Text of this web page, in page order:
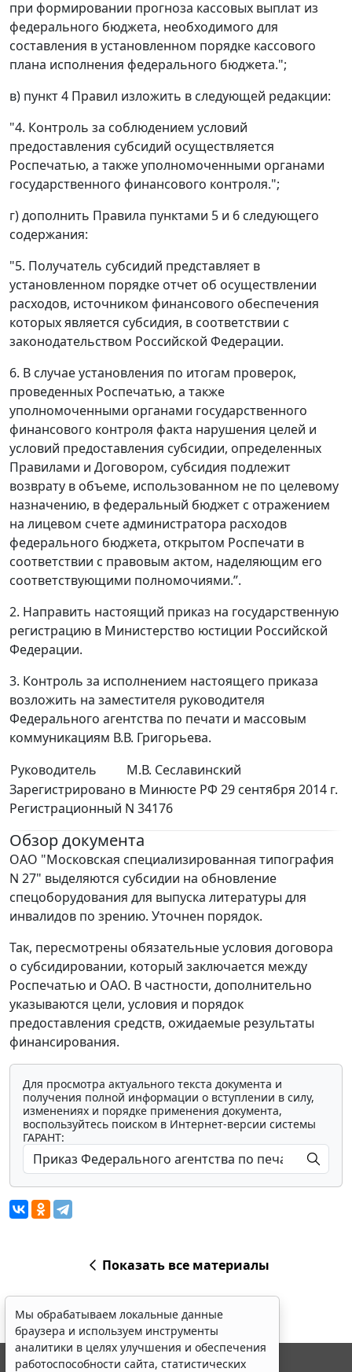
при формировании прогноза кассовых выплат из
федерального бюджета, необходимого для
составления в установленном порядке кассового
плана исполнения федерального бюджета.";
в) пункт 4 Правил изложить в следующей редакции:
"4. Контроль за соблюдением условий
предоставления субсидий осуществляется
Роспечатью, а также уполномоченными органами
государственного финансового контроля.";
г) дополнить Правила пунктами 5 и 6 следующего
содержания:
"5. Получатель субсидий представляет в
установленном порядке отчет об осуществлении
расходов, источником финансового обеспечения
которых является субсидия, в соответствии с
законодательством Российской Федерации.
6. В случае установления по итогам проверок,
проведенных Роспечатью, а также
уполномоченными органами государственного
финансового контроля факта нарушения целей и
условий предоставления субсидии, определенных
Правилами и Договором, субсидия подлежит
возврату в объеме, использованном не по целевому
назначению, в федеральный бюджет с отражением
на лицевом счете администратора расходов
федерального бюджета, открытом Роспечати в
соответствии с правовым актом, наделяющим его
соответствующими полномочиями.”.
2. Направить настоящий приказ на государственную
регистрацию в Министерство юстиции Российской
Федерации.
3. Контроль за исполнением настоящего приказа
возложить на заместителя руководителя
Федерального агентства по печати и массовым
коммуникациям В.В. Григорьева.
Руководитель
М.В. Сеславинский
Зарегистрировано в Минюсте РФ 29 сентября 2014 г.
Регистрационный N 34176
Обзор документа
ОАО "Московская специализированная типография
N 27" выделяются субсидии на обновление
спецоборудования для выпуска литературы для
инвалидов по зрению. Уточнен порядок.
Так, пересмотрены обязательные условия договора
о субсидировании, который заключается между
Роспечатью и ОАО. В частности, дополнительно
указываются цели, условия и порядок
предоставления средств, ожидаемые результаты
финансирования.
Для просмотра актуального текста документа и
получения полной информации о вступлении в силу,
изменениях и порядке применения документа,
воспользуйтесь поиском в Интернет-версии системы
ГАРАНТ:
Показать все материалы
Мы обрабатываем локальные данные
браузера и используем инструменты
аналитики в целях улучшения и обеспечения
работоспособности сайта, статистических